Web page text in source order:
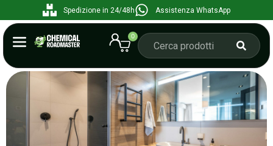
Spedizione in 24/48h Assistenza WhatsApp
0